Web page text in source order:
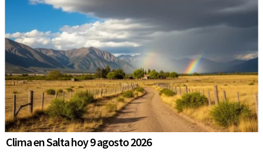
Clima en Salta hoy 9 agosto 2026